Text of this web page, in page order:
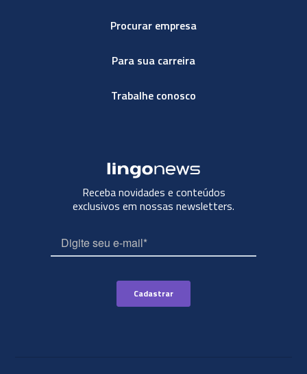
Procurar empresa
Para sua carreira
Trabalhe conosco
Receba novidades e conteúdos
exclusivos em nossas newsletters.